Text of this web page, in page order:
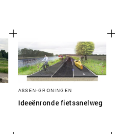
ASSEN-GRONINGEN
Ideeënronde fietssnelweg